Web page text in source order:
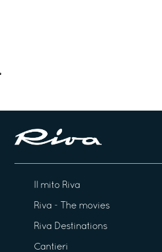
Il mito Riva
Riva - The movies
Riva Destinations
Cantieri